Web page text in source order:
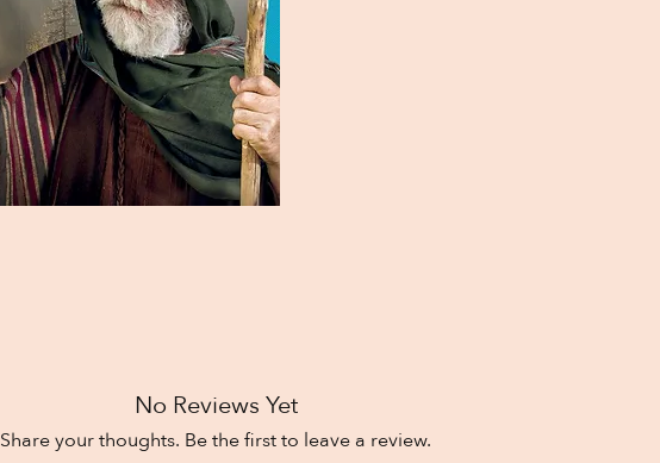
No Reviews Yet
Share your thoughts. Be the first to leave a review.